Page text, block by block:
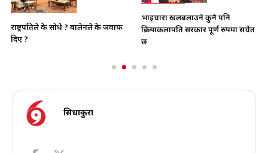
राष्ट्रपतिले के सोधे ? बालेनले के जवाफ
दिए ?
भाइचारा खलबलाउने कुनै पनि
क्रियाकलापप्रति सरकार पूर्ण रुपमा सचेत
छ
सिधाकुरा